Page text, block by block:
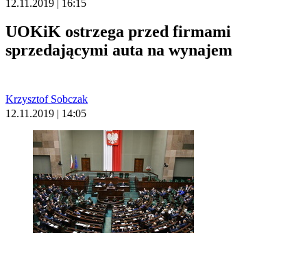
12.11.2019 | 16:15
UOKiK ostrzega przed firmami
sprzedającymi auta na wynajem
Krzysztof Sobczak
12.11.2019 | 14:05